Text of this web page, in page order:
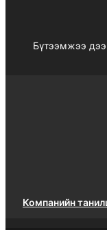
Бүтээмжээ
Компанийн